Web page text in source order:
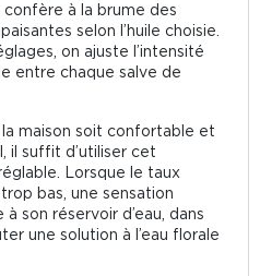
confère à la brume des
selon l’huile choisie.
on ajuste l’intensité
entre chaque salve de
la maison soit confortable et
il suffit d’utiliser cet
Lorsque le taux
bas, une sensation
à son réservoir d’eau, dans
une solution à l’eau florale